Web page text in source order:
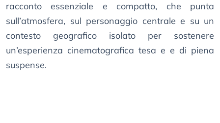
racconto essenziale e compatto, che punta
sull’atmosfera, sul personaggio centrale e su un
contesto geografico isolato per sostenere
un’esperienza cinematografica tesa e e di piena
suspense.